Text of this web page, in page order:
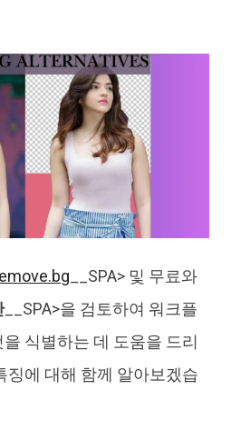
__SPA> 및 무료와
__SPA>을 검토하여 워크플
식별하는 데 도움을 드리
징에 대해 함께 알아보겠습